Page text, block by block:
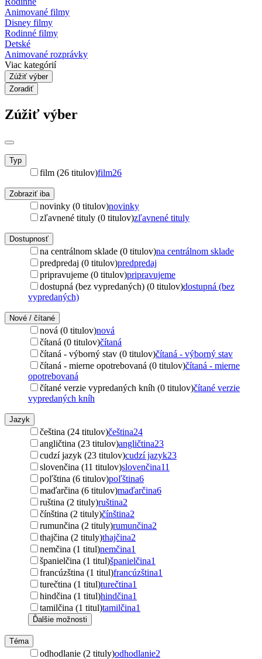
Animované filmy
Disney filmy
Rodinné filmy
Detské
Animované rozprávky
Viac kategórií
Zúžiť výber
Zoradiť
Zúžiť výber
Typ
film (26 titulov)film26
Zobraziť iba
novinky (0 titulov)novinky
zľavnené tituly (0 titulov)zľavnené tituly
Dostupnosť
na centrálnom sklade (0 titulov)na centrálnom sklade
predpredaj (0 titulov)predpredaj
pripravujeme (0 titulov)pripravujeme
dostupná (bez vypredaných) (0 titulov)dostupná (bez
vypredaných)
Nové / čítané
nová (0 titulov)nová
čítaná (0 titulov)čítaná
čítaná - výborný stav (0 titulov)čítaná - výborný stav
čítaná - mierne opotrebovaná (0 titulov)čítaná - mierne
opotrebovaná
čítané verzie vypredaných kníh (0 titulov)čítané verzie
vypredaných kníh
Jazyk
čeština (24 titulov)čeština24
angličtina (23 titulov)angličtina23
cudzí jazyk (23 titulov)cudzí jazyk23
slovenčina (11 titulov)slovenčina11
poľština (6 titulov)poľština6
maďarčina (6 titulov)maďarčina6
ruština (2 tituly)ruština2
čínština (2 tituly)čínština2
rumunčina (2 tituly)rumunčina2
thajčina (2 tituly)thajčina2
nemčina (1 titul)nemčina1
španielčina (1 titul)španielčina1
francúzština (1 titul)francúzština1
turečtina (1 titul)turečtina1
hindčina (1 titul)hindčina1
tamilčina (1 titul)tamilčina1
Ďalšie možnosti
Téma
odhodlanie (2 tituly)odhodlanie2